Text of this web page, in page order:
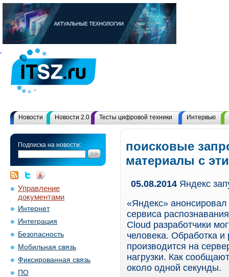
Новости Новости 2.0 Тесты цифровой техники Интервью
Подписка на новости:
Управление
документами
Интернет
Интеграция
Безопасность
Мобильная связь
Фиксированная связь
ПО
поисковые
материалы с
05.08.2014 Яндекс
«Яндекс» анонсировал
сервиса
Cloud разработчики
человека. Обработка и
производится на
нагрузки. Как
около одной секунды.